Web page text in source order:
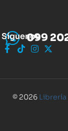
099
Síguenos
© 2026 Librería